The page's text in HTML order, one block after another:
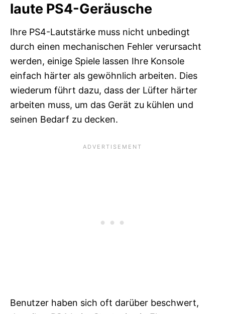
laute PS4-Geräusche
Ihre PS4-Lautstärke muss nicht unbedingt
durch einen mechanischen Fehler verursacht
werden, einige Spiele lassen Ihre Konsole
einfach härter als gewöhnlich arbeiten. Dies
wiederum führt dazu, dass der Lüfter härter
arbeiten muss, um das Gerät zu kühlen und
seinen Bedarf zu decken.
Benutzer haben sich oft darüber beschwert,